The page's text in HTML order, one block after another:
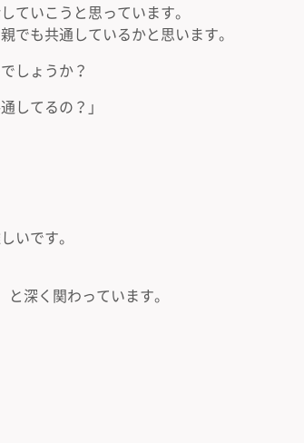
ていこうと思っています。
でも共通しているかと思います。
しょうか？
してるの？」
いです。
深く関わっています。